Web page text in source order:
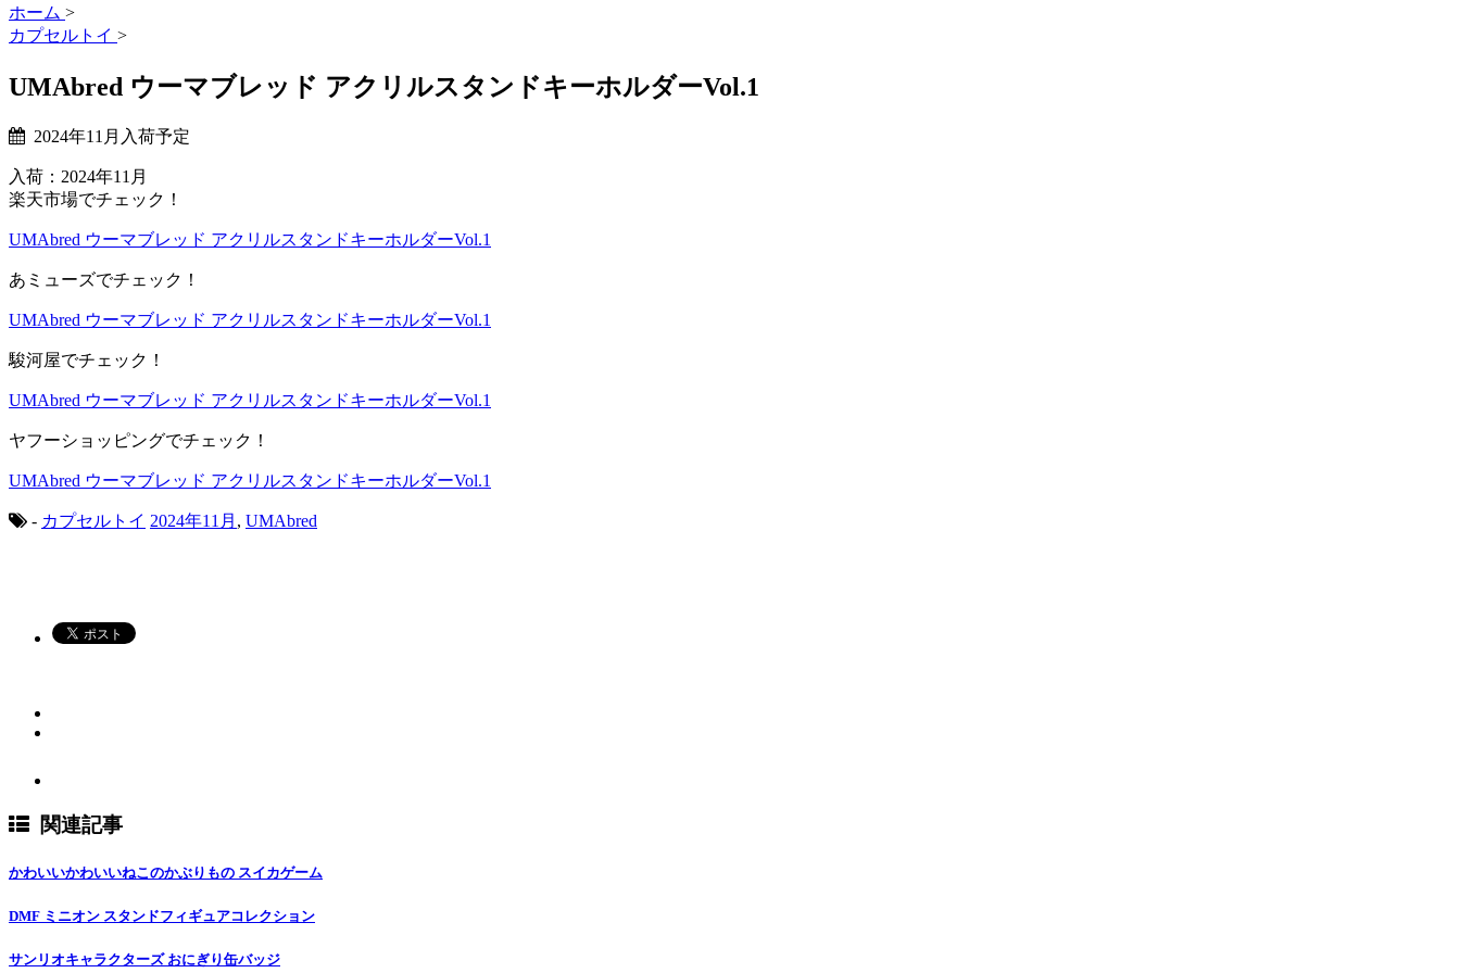
ホーム >
カプセルトイ >
UMAbred ウーマブレッド アクリルスタンドキーホルダーVol.1
2024年11月入荷予定
入荷：2024年11月
楽天市場でチェック！
UMAbred ウーマブレッド アクリルスタンドキーホルダーVol.1
あミューズでチェック！
UMAbred ウーマブレッド アクリルスタンドキーホルダーVol.1
駿河屋でチェック！
UMAbred ウーマブレッド アクリルスタンドキーホルダーVol.1
ヤフーショッピングでチェック！
UMAbred ウーマブレッド アクリルスタンドキーホルダーVol.1
- カプセルトイ 2024年11月 , UMAbred
関連記事
かわいいかわいいねこのかぶりもの スイカゲーム
DMF ミニオン スタンドフィギュアコレクション
サンリオキャラクターズ おにぎり缶バッジ